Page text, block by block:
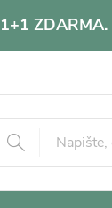
ZDARMA.